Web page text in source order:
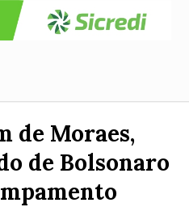
de Moraes,
de Bolsonaro